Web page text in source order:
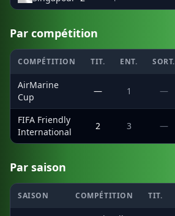
Par compétition
COMPÉTITION TIT. ENT. SORT.
AirMarine
Cup
— 1 —
FIFA Friendly
International
2 3 —
Par saison
SAISON COMPÉTITION TIT.